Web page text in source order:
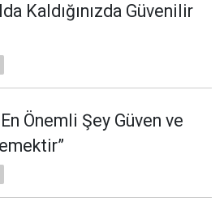
Kaldığınızda Güvenilir
Önemli Şey Güven ve